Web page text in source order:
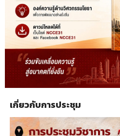
เกี่ยวกับการประชุม